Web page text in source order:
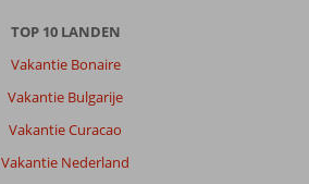
TOP 10 LANDEN
Vakantie Bonaire
Vakantie Bulgarije
Vakantie Curacao
Vakantie Nederland